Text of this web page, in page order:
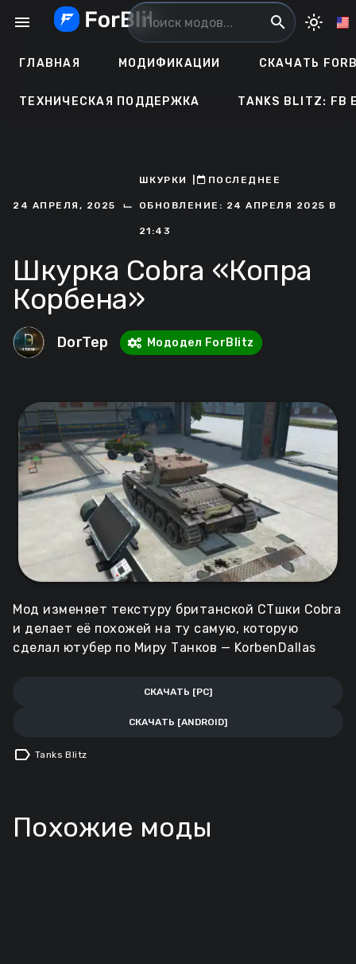
menu search light_mode
ГЛАВНАЯ МОДИФИКАЦИИ СКАЧАТЬ
ТЕХНИЧЕСКАЯ ПОДДЕРЖКА TANKS BLITZ: FB
24 АПРЕЛЯ, 2025 ⌙
ШКУРКИ ㅤПОСЛЕДНЕЕ
ОБНОВЛЕНИЕ: 24 АПРЕЛЯ 2025 В
21:43
Шкурка Cobra «Копра
Корбена»
DorTep Мододел ForBlitz
Мод изменяет текстуру британской СТшки Cobra
и делает её похожей на ту самую, которую
сделал ютубер по Миру Танков — KorbenDallas
СКАЧАТЬ [PC]
СКАЧАТЬ [ANDROID]
label Tanks Blitz
Похожие моды